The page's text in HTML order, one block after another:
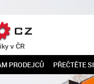
v ČR
PRODEJCŮ PŘEČTĚTE SI